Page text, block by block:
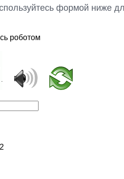
формой ниже
роботом